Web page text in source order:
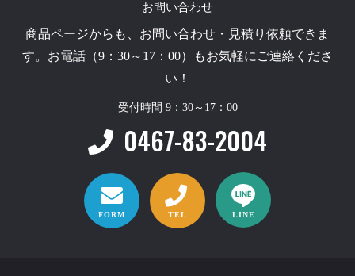
お問い合わせ
商品ページからも、お問い合わせ・見積り依頼できま
す。お電話（9：30～17：00）もお気軽にご連絡くださ
い！
受付時間 9：30～17：00
0467-83-2004
FORM TEL LINE